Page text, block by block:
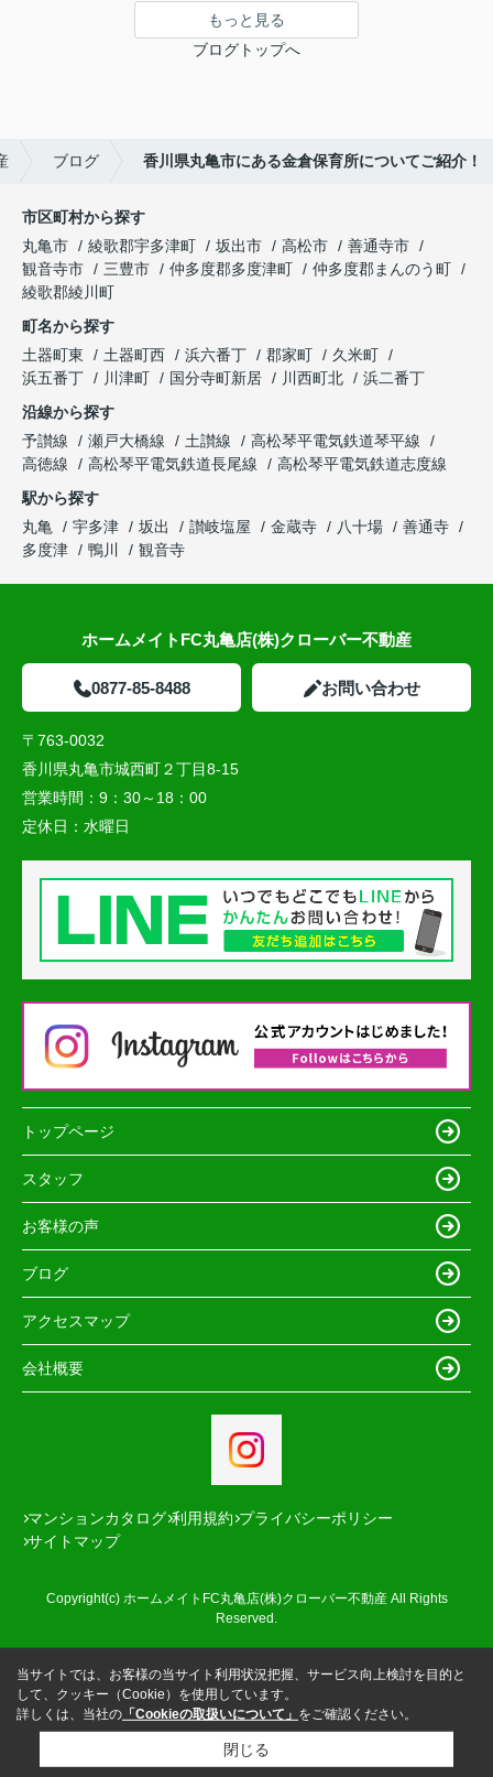
もっと見る
ブログトップへ
ブログ 香川県丸亀市にある金倉保育所についてご紹介！
市区町村から探す
丸亀市
綾歌郡宇多津町 坂出市 高松市
善通寺市
観音寺市
三豊市 仲多度郡多度津町
仲多度郡まんのう町
綾歌郡綾川町
町名から探す
土器町東
土器町西 浜六番丁 郡家町
久米町
浜五番丁
川津町 国分寺町新居 川西町北
浜二番丁
沿線から探す
予讃線
瀬戸大橋線 土讃線
高松琴平電気鉄道琴平線
高徳線
高松琴平電気鉄道長尾線
高松琴平電気鉄道志度線
駅から探す
丸亀
宇多津 坂出 讃岐塩屋 金蔵寺 八十場
善通寺
多度津
鴨川 観音寺
ホームメイトFC丸亀店(株)クローバー不動産
0877-85-8488 お問い合わせ
〒763-0032
香川県丸亀市城西町２丁目8-15
営業時間： 9：30～18：00
定休日： 水曜日
トップページ
スタッフ
お客様の声
ブログ
アクセスマップ
会社概要
マンションカタログ 利用規約 プライバシーポリシー
サイトマップ
Copyright(c) ホームメイトFC丸亀店(株)クローバー不動産 All Rights
Reserved.
当サイトでは、お客様の当サイト利用状況把握、サービス向上検討を目的と
して、クッキー（Cookie）を使用しています。
詳しくは、当社の 「Cookieの取扱いについて」 をご確認ください。
閉じる